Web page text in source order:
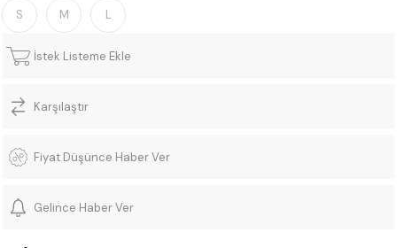
S M L
İstek Listeme Ekle
Karşılaştır
Fiyat Düşünce Haber Ver
Gelince Haber Ver